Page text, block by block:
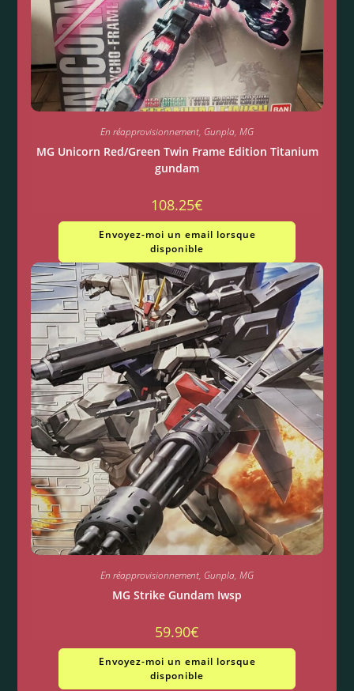
En réapprovisionnement, Gunpla, MG
MG Unicorn Red/Green Twin Frame Edition Titanium
gundam
108.25€
Envoyez-moi un email lorsque
disponible
En réapprovisionnement, Gunpla, MG
MG Strike Gundam Iwsp
59.90€
Envoyez-moi un email lorsque
disponible